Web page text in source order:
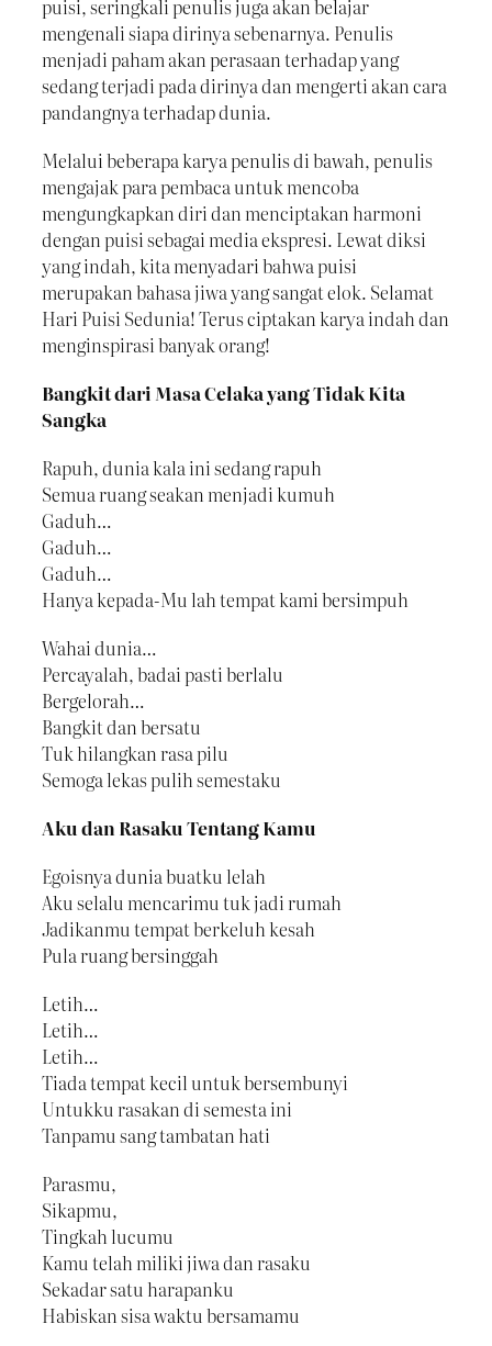
puisi, seringkali penulis juga akan belajar
mengenali siapa dirinya sebenarnya. Penulis
menjadi paham akan perasaan terhadap yang
sedang terjadi pada dirinya dan mengerti akan cara
pandangnya terhadap dunia.
Melalui beberapa karya penulis di bawah, penulis
mengajak para pembaca untuk mencoba
mengungkapkan diri dan menciptakan harmoni
dengan puisi sebagai media ekspresi. Lewat diksi
yang indah, kita menyadari bahwa puisi
merupakan bahasa jiwa yang sangat elok. Selamat
Hari Puisi Sedunia! Terus ciptakan karya indah dan
menginspirasi banyak orang!
Bangkit dari Masa Celaka yang Tidak Kita
Sangka
Rapuh, dunia kala ini sedang rapuh
Semua ruang seakan menjadi kumuh
Gaduh…
Gaduh…
Gaduh…
Hanya kepada-Mu lah tempat kami bersimpuh
Wahai dunia…
Percayalah, badai pasti berlalu
Bergelorah…
Bangkit dan bersatu
Tuk hilangkan rasa pilu
Semoga lekas pulih semestaku
Aku dan Rasaku Tentang Kamu
Egoisnya dunia buatku lelah
Aku selalu mencarimu tuk jadi rumah
Jadikanmu tempat berkeluh kesah
Pula ruang bersinggah
Letih…
Letih…
Letih…
Tiada tempat kecil untuk bersembunyi
Untukku rasakan di semesta ini
Tanpamu sang tambatan hati
Parasmu,
Sikapmu,
Tingkah lucumu
Kamu telah miliki jiwa dan rasaku
Sekadar satu harapanku
Habiskan sisa waktu bersamamu